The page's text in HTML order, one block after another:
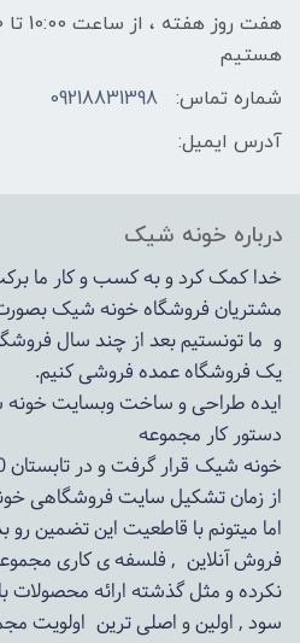
هستیم
شماره تماس:
09218831398
آدرس ایمیل:
درباره خونه شیک
خدا کمک کرد و به کسب و کار ما
مشتریان فروشگاه خونه شیک
و ما تونستیم بعد از چند سال
یک فروشگاه عمده فروشی کنیم.
دستور کار مجموعه
خونه شیک قرار گرفت و در تابستان 1400 به مرحله اجرا رسید.
از زمان تشکیل سایت فروشگاهی
اما میتونم با قاطعیت این تضمین رو
فروش آنلاین , فلسفه ی کاری
نکرده و مثل گذشته ارائه محصولات
سود , اولین و اصلی ترین اولویت